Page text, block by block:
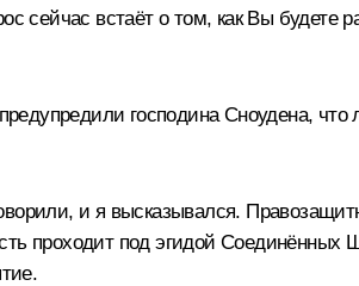
встаёт о том, как Вы будете
господина Сноудена, что
и я высказывался.
проходит под эгидой